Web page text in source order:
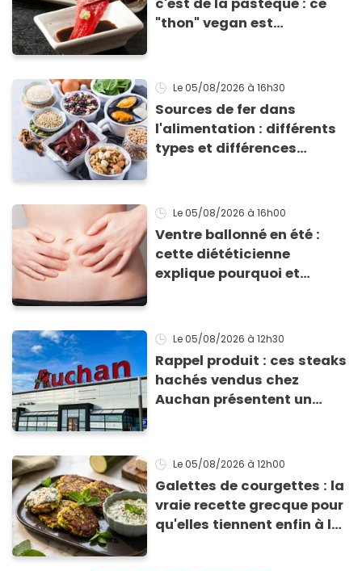
"thon" vegan est
Le 05/08/2026 à 16h30
Sources de fer dans
l'alimentation : différents
types et différences
Le 05/08/2026 à 16h00
Ventre ballonné en été :
cette diététicienne
explique pourquoi et
Le 05/08/2026 à 12h30
Rappel produit : ces steaks
hachés vendus chez
Auchan présentent un
Le 05/08/2026 à 12h00
Galettes de courgettes : la
vraie recette grecque pour
qu'elles tiennent enfin à la